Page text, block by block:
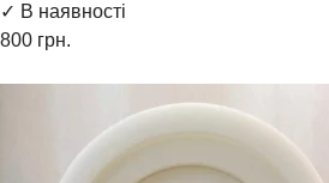
✓ В наявності
800 грн.